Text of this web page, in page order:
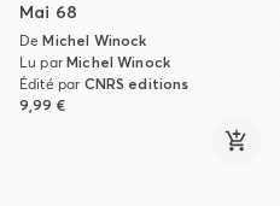
Mai 68
DeMichel Winock
Lu parMichel Winock
Édité par CNRS editions
9,99 €